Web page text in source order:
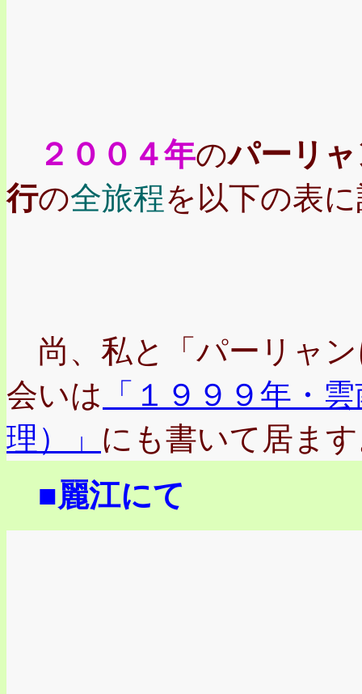
２００４年のパーリ
行の全旅程を以下の表
尚、私と「パーリャ
会いは 「１９９９年・
理）」 にも書いて居ま
■麗江にて